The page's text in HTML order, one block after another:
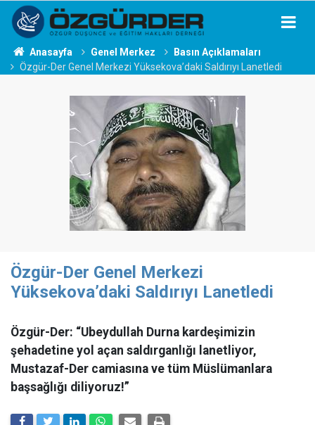
Anasayfa Genel Merkez
Basın Açıklamaları
Özgür-Der Genel Merkezi Yüksekova’daki Saldırıyı Lanetledi
Özgür-Der Genel Merkezi
Yüksekova’daki Saldırıyı Lanetledi
Özgür-Der: “Ubeydullah Durna kardeşimizin
şehadetine yol açan saldırganlığı lanetliyor,
Mustazaf-Der camiasına ve tüm Müslümanlara
başsağlığı diliyoruz!”